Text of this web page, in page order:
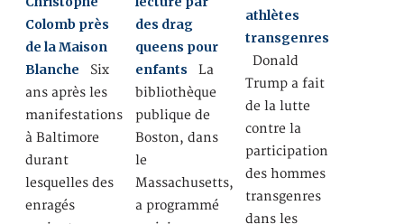
Colomb près
de la Maison
Blanche Six
ans après les
manifestations
à Baltimore
durant
lesquelles des
enragés
des drag
queens pour
enfants La
bibliothèque
publique de
Boston, dans
le
Massachusetts,
a programmé
athlètes
transgenres
Donald
Trump a fait
de la lutte
contre la
participation
des hommes
transgenres
dans les